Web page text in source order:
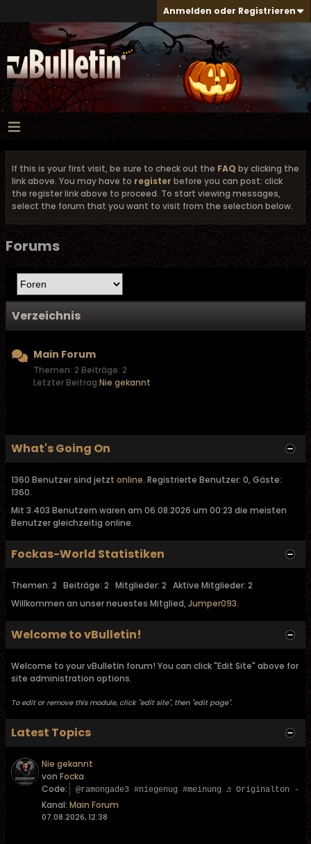
Anmelden oder Registrieren
If this is your first visit, be sure to check out the FAQ by clicking the
link above. You may have to register before you can post: click
the register link above to proceed. To start viewing messages,
select the forum that you want to visit from the selection below.
Forums
Verzeichnis
Main Forum
Themen: 2 Beiträge: 2
Letzter Beitrag:Nie gekannt
What's Going On
1360 Benutzer sind jetzt online. Registrierte Benutzer: 0, Gäste:
1360.
Mit 3.403 Benutzern waren am 06.08.2026 um 00:23 die meisten
Benutzer gleichzeitig online.
Fockas-World Statistiken
Themen: 2 Beiträge: 2 Mitglieder: 2 Aktive Mitglieder: 2
Willkommen an unser neuestes Mitglied,Jumper093.
Welcome to vBulletin!
Welcome to your vBulletin forum! You can click "Edit Site" above for
site administration options.
To edit or remove this module, click "edit site", then "edit page".
Latest Topics
Nie gekannt
von Focka
Code:
@ramongade3 #niegenug #meinung ♬ Originalton -
Kanal: Main Forum
07.08.2026, 12:38